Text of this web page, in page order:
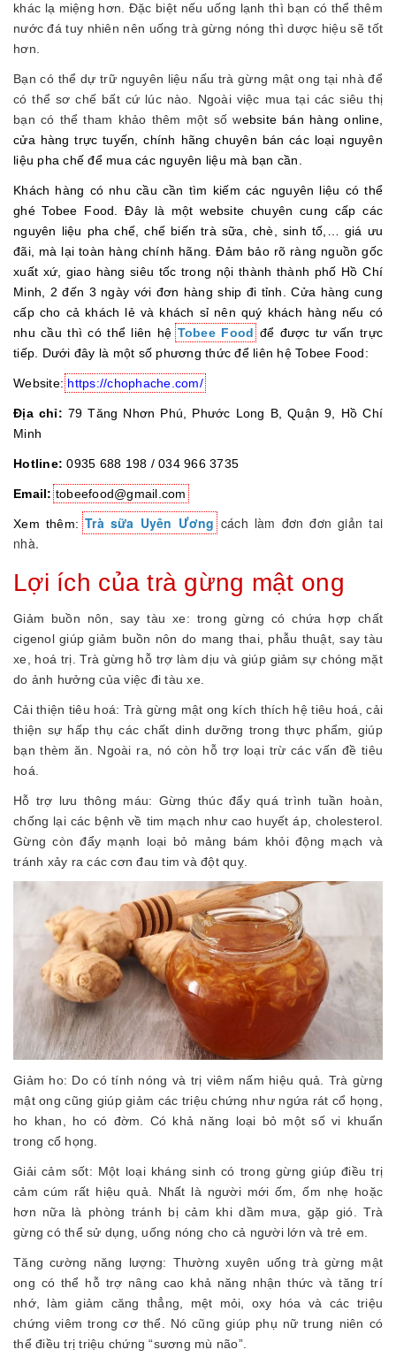
khác lạ miệng hơn. Đặc biệt nếu uống lạnh thì bạn có thể thêm
nước đá tuy nhiên nên uống trà gừng nóng thì dược hiệu sẽ tốt
hơn.
Bạn có thể dự trữ nguyên liệu nấu trà gừng mật ong tại nhà để
có thể sơ chế bất cứ lúc nào. Ngoài việc mua tại các siêu thị
bạn có thể tham khảo thêm một số website bán hàng online,
cửa hàng trực tuyến, chính hãng chuyên bán các loại nguyên
liệu pha chế để mua các nguyên liệu mà bạn cần.
Khách hàng có nhu cầu cần tìm kiếm các nguyên liệu có thể
ghé Tobee Food. Đây là một website chuyên cung cấp các
nguyên liệu pha chế, chế biến trà sữa, chè, sinh tố,… giá ưu
đãi, mà lại toàn hàng chính hãng. Đảm bảo rõ ràng nguồn gốc
xuất xứ, giao hàng siêu tốc trong nội thành thành phố Hồ Chí
Minh, 2 đến 3 ngày với đơn hàng ship đi tỉnh. Cửa hàng cung
cấp cho cả khách lẻ và khách sỉ nên quý khách hàng nếu có
nhu cầu thì có thể liên hệTobee Foodđể được tư vấn trực
tiếp. Dưới đây là một số phương thức để liên hệ Tobee Food:
Website:https://chophache.com/
Địa chỉ: 79 Tăng Nhơn Phú, Phước Long B, Quận 9, Hồ Chí
Minh
Hotline: 0935 688 198 / 034 966 3735
Email: tobeefood@gmail.com
Xem thêm:Trà sữa Uyên Ương cách làm đơn đơn giản tai
nhà.
Lợi ích của trà gừng mật ong
Giảm buồn nôn, say tàu xe: trong gừng có chứa hợp chất
cigenol giúp giảm buồn nôn do mang thai, phẫu thuật, say tàu
xe, hoá trị. Trà gừng hỗ trợ làm dịu và giúp giảm sự chóng mặt
do ảnh hưởng của việc đi tàu xe.
Cải thiện tiêu hoá: Trà gừng mật ong kích thích hệ tiêu hoá, cải
thiện sự hấp thụ các chất dinh dưỡng trong thực phẩm, giúp
bạn thèm ăn. Ngoài ra, nó còn hỗ trợ loại trừ các vấn đề tiêu
hoá.
Hỗ trợ lưu thông máu: Gừng thúc đẩy quá trình tuần hoàn,
chống lại các bệnh về tim mạch như cao huyết áp, cholesterol.
Gừng còn đẩy mạnh loại bỏ mảng bám khỏi động mạch và
tránh xảy ra các cơn đau tim và đột quỵ.
Giảm ho: Do có tính nóng và trị viêm nấm hiệu quả. Trà gừng
mật ong cũng giúp giảm các triệu chứng như ngứa rát cổ họng,
ho khan, ho có đờm. Có khả năng loại bỏ một số vi khuẩn
trong cổ họng.
Giải cảm sốt: Một loại kháng sinh có trong gừng giúp điều trị
cảm cúm rất hiệu quả. Nhất là người mới ốm, ốm nhẹ hoặc
hơn nữa là phòng tránh bị cảm khi dầm mưa, gặp gió. Trà
gừng có thể sử dụng, uống nóng cho cả người lớn và trẻ em.
Tăng cường năng lượng: Thường xuyên uống trà gừng mật
ong có thể hỗ trợ nâng cao khả năng nhận thức và tăng trí
nhớ, làm giảm căng thẳng, mệt mỏi, oxy hóa và các triệu
chứng viêm trong cơ thể. Nó cũng giúp phụ nữ trung niên có
thể điều trị triệu chứng “sương mù não”.